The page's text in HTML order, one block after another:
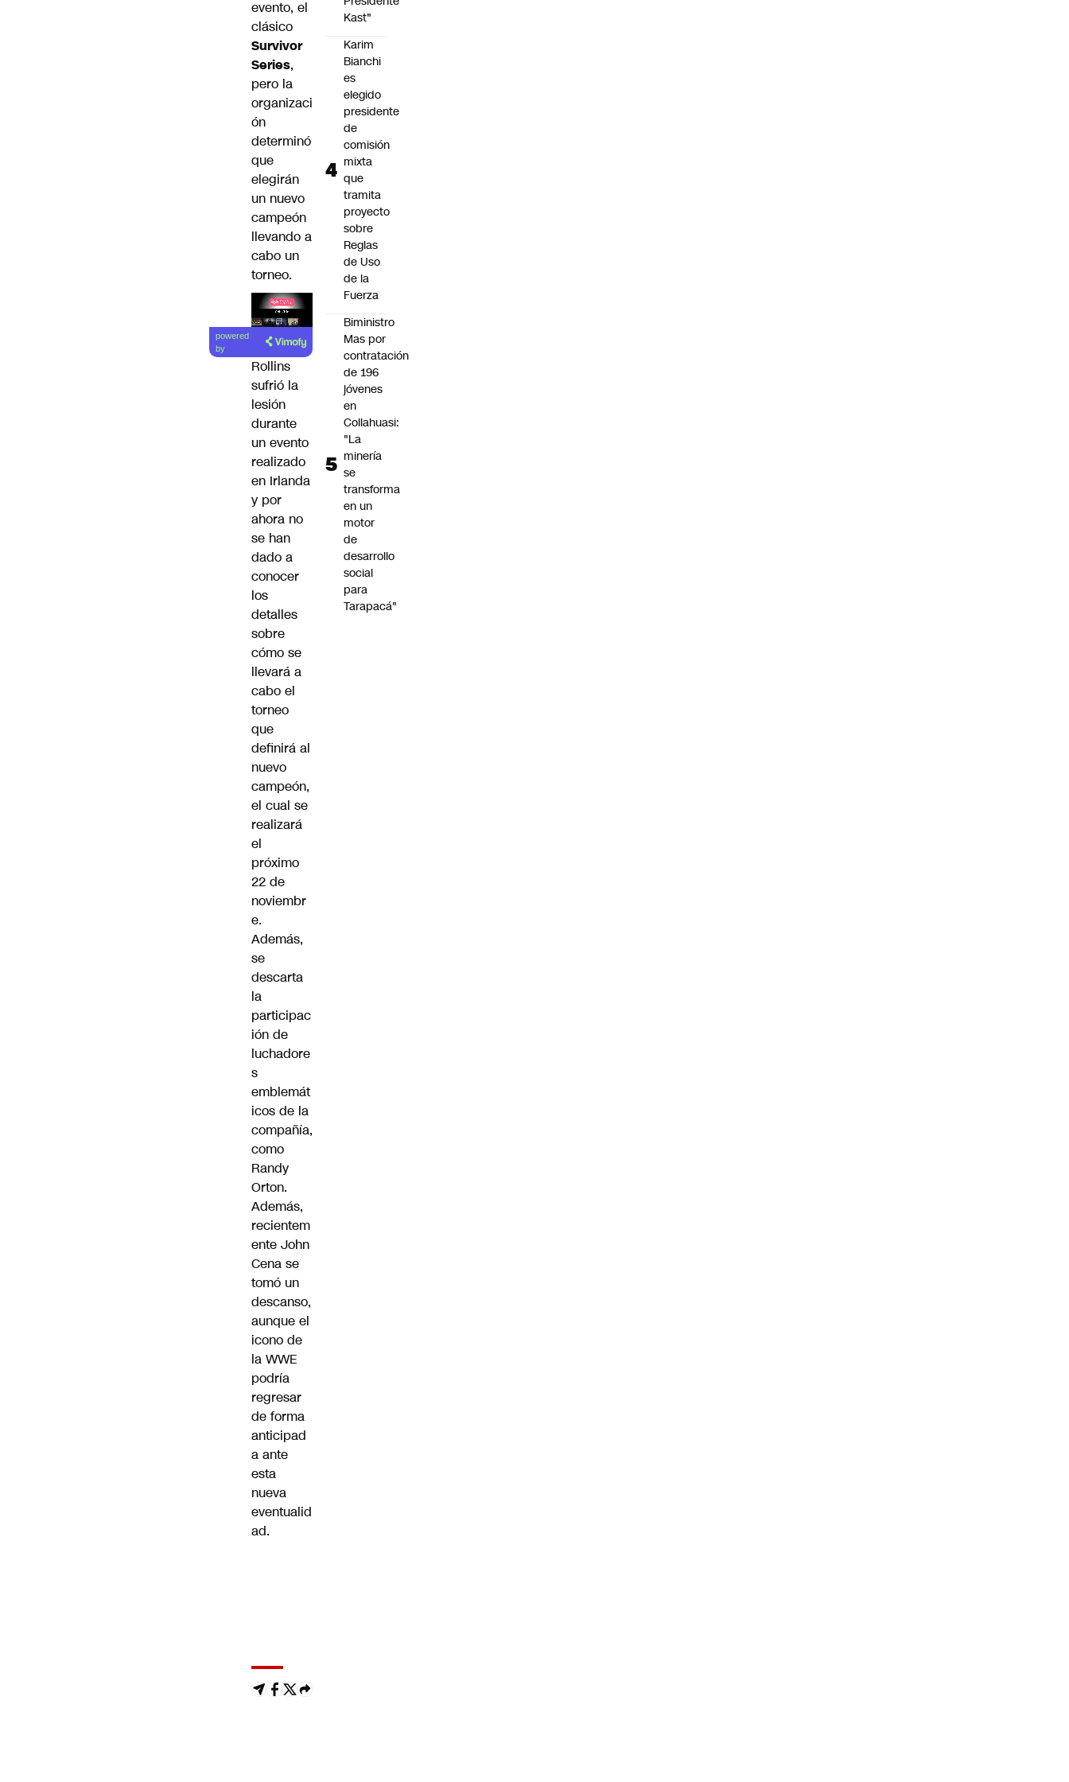
evento, el
clásico
Survivor
Series,
pero la
organizaci
ón
determinó
que
elegirán
un nuevo
campeón
llevando a
cabo un
torneo.
Lea el
artículo
powered
by
Rollins
sufrió la
lesión
durante
un evento
realizado
en Irlanda
y por
ahora no
se han
dado a
conocer
los
detalles
sobre
cómo se
llevará a
cabo el
torneo
que
definirá al
nuevo
campeón,
el cual se
realizará
el
próximo
22 de
noviembr
e.
Además,
se
descarta
la
participac
ión de
luchadore
s
emblemát
icos de la
compañía,
como
Randy
Orton.
Además,
recientem
ente John
Cena se
tomó un
descanso,
aunque el
icono de
la WWE
podría
regresar
de forma
anticipad
a ante
esta
nueva
eventualid
ad.
Kast"
Karim
Bianchi
es
elegido
presidente
de
comisión
mixta
que
tramita
proyecto
sobre
Reglas
de Uso
de la
Fuerza
Biministro
Mas por
contratación
de 196
jóvenes
en
Collahuasi:
"La
minería
se
transforma
en un
motor
de
desarrollo
social
para
Tarapacá"